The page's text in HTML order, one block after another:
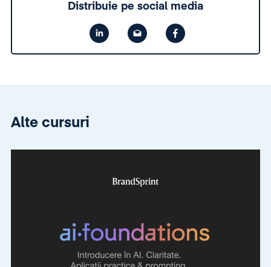
Distribuie pe social media
Alte cursuri